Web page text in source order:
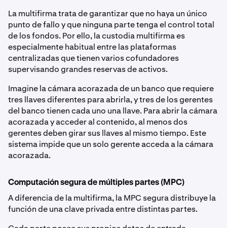
La multifirma trata de garantizar que no haya un único
punto de fallo y que ninguna parte tenga el control total
de los fondos. Por ello, la custodia multifirma es
especialmente habitual entre las plataformas
centralizadas que tienen varios cofundadores
supervisando grandes reservas de activos.
Imagine la cámara acorazada de un banco que requiere
tres llaves diferentes para abrirla, y tres de los gerentes
del banco tienen cada uno una llave. Para abrir la cámara
acorazada y acceder al contenido, al menos dos
gerentes deben girar sus llaves al mismo tiempo. Este
sistema impide que un solo gerente acceda a la cámara
acorazada.
Computación segura de múltiples partes (MPC)
A diferencia de la multifirma, la MPC segura distribuye la
función de una clave privada entre distintas partes.